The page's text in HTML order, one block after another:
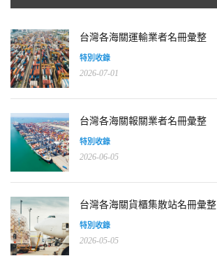
台灣各海關運輸業者名冊彙整
特別收錄
2026-07-01
台灣各海關報關業者名冊彙整
特別收錄
2026-06-05
台灣各海關貨櫃集散站名冊彙整
特別收錄
2026-05-05